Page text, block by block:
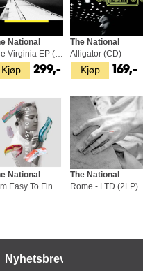
Kjøp
National
The Virginia EP (LP)
299,- Kjøp
The National
Alligator (CD)
169,-
National
The National
Rome - LTD (2LP)
Nyhetsbrev